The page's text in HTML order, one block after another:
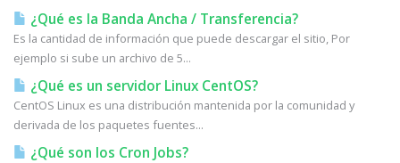
¿Qué es la Banda Ancha / Transferencia?
Es la cantidad de información que puede descargar el sitio, Por
ejemplo si sube un archivo de 5...
¿Qué es un servidor Linux CentOS?
CentOS Linux es una distribución mantenida por la comunidad y
derivada de los paquetes fuentes...
¿Qué son los Cron Jobs?